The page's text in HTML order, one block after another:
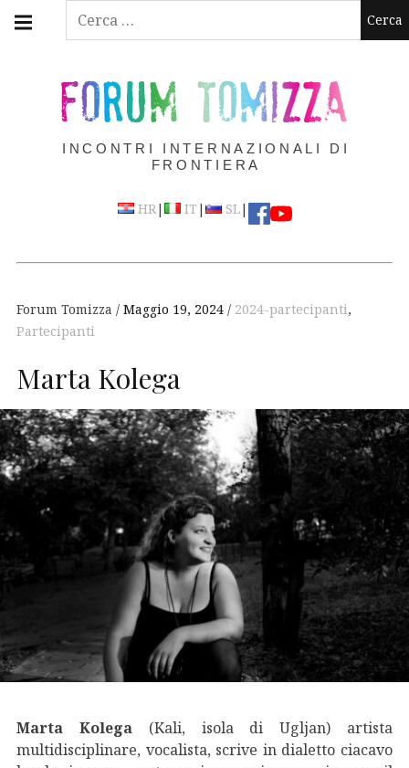
Ricerca
Skip
FORUM TOMIZZA
INCONTRI INTERNAZIONALI DI
FRONTIERA
HR| IT | SL|
navigation
Forum Tomizza Maggio 19, 2024 2024-partecipanti,
Partecipanti
Marta Kolega
Marta Kolega (Kali, isola di Ugljan) artista
multidisciplinare, vocalista, scrive in dialetto ciacavo